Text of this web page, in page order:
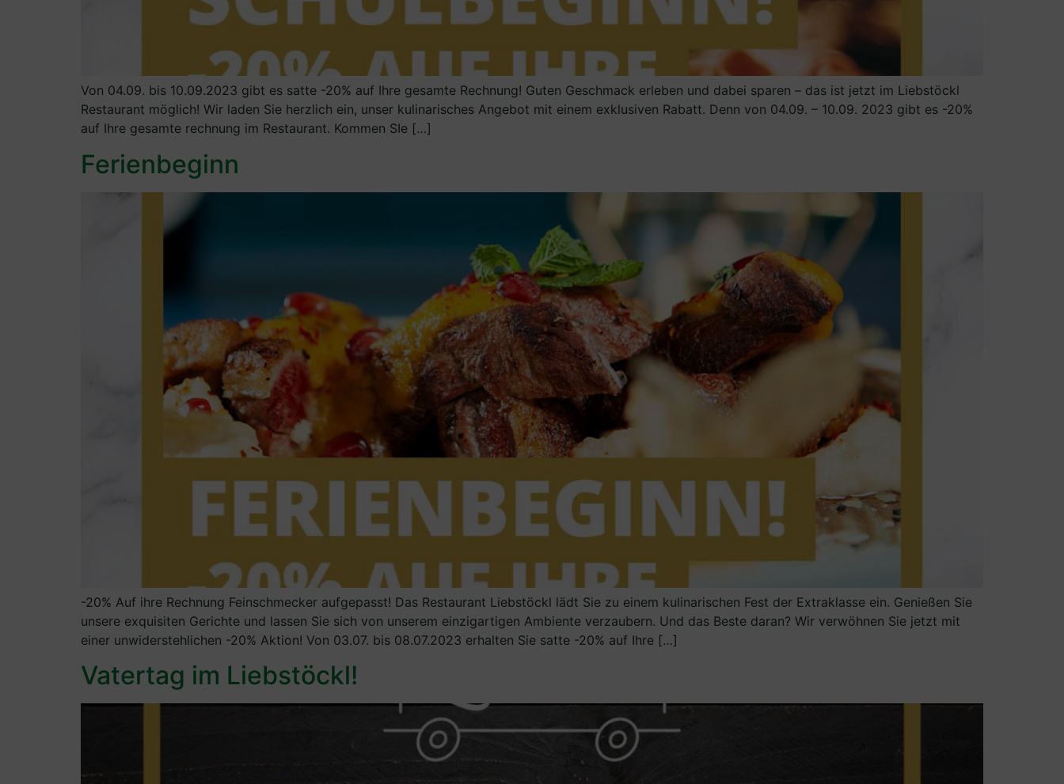
Von 04.09. bis 10.09.2023 gibt es satte -20% auf Ihre gesamte Rechnung! Guten Geschmack erleben und dabei sparen – das ist jetzt im Liebstöckl
Restaurant möglich! Wir laden Sie herzlich ein, unser kulinarisches Angebot mit einem exklusiven Rabatt. Denn von 04.09. – 10.09. 2023 gibt es -20%
auf Ihre gesamte rechnung im Restaurant. Kommen SIe […]
Ferienbeginn
-20% Auf ihre Rechnung Feinschmecker aufgepasst! Das Restaurant Liebstöckl lädt Sie zu einem kulinarischen Fest der Extraklasse ein. Genießen Sie
unsere exquisiten Gerichte und lassen Sie sich von unserem einzigartigen Ambiente verzaubern. Und das Beste daran? Wir verwöhnen Sie jetzt mit
einer unwiderstehlichen -20% Aktion! Von 03.07. bis 08.07.2023 erhalten Sie satte -20% auf Ihre […]
Vatertag im Liebstöckl!